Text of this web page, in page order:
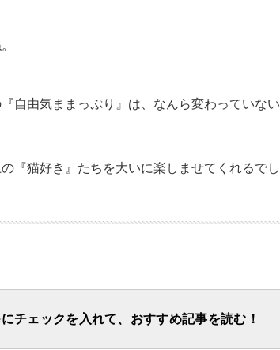
自由気ままっぷり』は、なんら変わっていない
『猫好き』たちを大いに楽しませてくれるでし
チェックを入れて、おすすめ記事を読む！